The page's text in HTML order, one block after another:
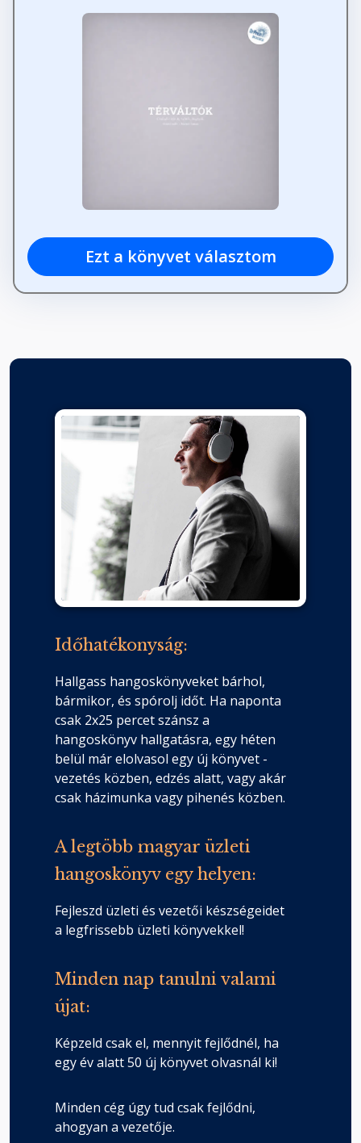
Ezt a könyvet választom
Időhatékonyság:
Hallgass hangoskönyveket bárhol,
bármikor, és spórolj időt. Ha naponta
csak 2x25 percet szánsz a
hangoskönyv hallgatásra, egy héten
belül már elolvasol egy új könyvet -
vezetés közben, edzés alatt, vagy akár
csak házimunka vagy pihenés közben.
A legtöbb magyar üzleti
hangoskönyv egy helyen:
Fejleszd üzleti és vezetői készségeidet
a legfrissebb üzleti könyvekkel!
Minden nap tanulni valami
újat:
Képzeld csak el, mennyit fejlődnél, ha
egy év alatt 50 új könyvet olvasnál ki!
Minden cég úgy tud csak fejlődni,
ahogyan a vezetője.